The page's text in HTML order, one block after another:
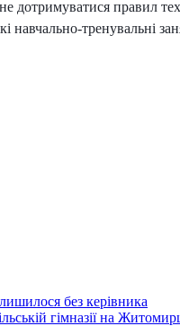
дотримуватися правил
навчально-тренувальні
без керівника
гімназії на